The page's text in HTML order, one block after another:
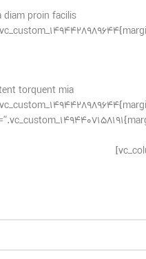
proin facilis.
torquent mia.
bottom: